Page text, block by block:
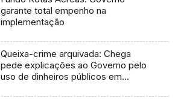
garante total empenho na
implementação
Queixa-crime arquivada: Chega
pede explicações ao Governo pelo
uso de dinheiros públicos em